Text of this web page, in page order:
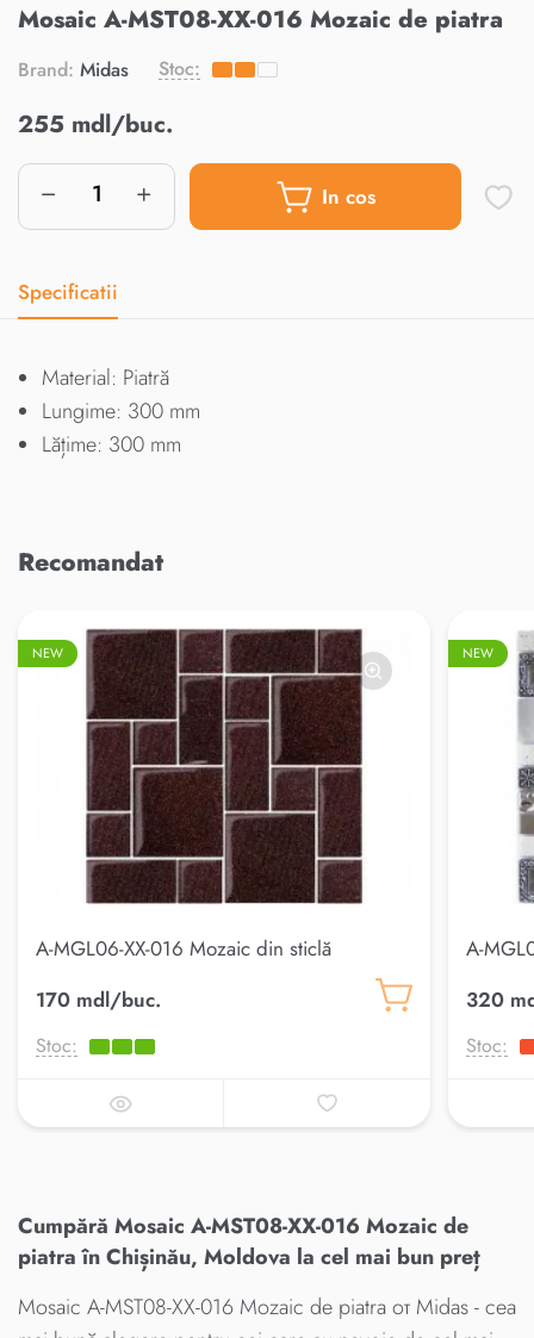
Mosaic A-MST08-XX-016 Mozaic de piatra
Brand: Midas Stoc:
255 mdl/buc.
In cos
Specificatii
Material: Piatră
Lungime: 300 mm
Lățime: 300 mm
Recomandat
NEW
A-MGL06-XX-016 Mozaic din sticlă
170 mdl/buc.
Stoc:
NEW
A-
320
Stoc:
Cumpără Mosaic A-MST08-XX-016 Mozaic de
piatra în Chișinău, Moldova la cel mai bun preț
Mosaic A-MST08-XX-016 Mozaic de piatra от Midas - cea